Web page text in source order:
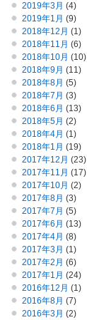
2019年3月 (4)
2019年1月 (9)
2018年12月 (1)
2018年11月 (6)
2018年10月 (10)
2018年9月 (11)
2018年8月 (5)
2018年7月 (3)
2018年6月 (13)
2018年5月 (2)
2018年4月 (1)
2018年1月 (19)
2017年12月 (23)
2017年11月 (17)
2017年10月 (2)
2017年8月 (3)
2017年7月 (5)
2017年6月 (13)
2017年4月 (8)
2017年3月 (1)
2017年2月 (6)
2017年1月 (24)
2016年12月 (1)
2016年8月 (7)
2016年3月 (2)